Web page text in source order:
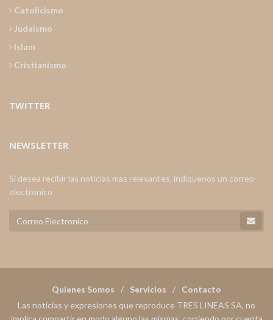
Catolicismo
Judaismo
Islam
Cristianismo
TWITTER
NEWSLETTER
Si desea recibir las noticias mas relevantes, indiquenos un correo
electronico
Quienes Somos Servicios
Contacto
Las noticias y expresiones que reproduce TRES LINEAS SA, no